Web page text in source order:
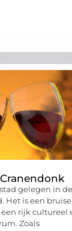
gelegen in
Het is een
rijk cultureel
Zoals